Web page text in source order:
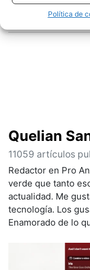
Política de
Sobre este
Quelian
11059 artículos
Redactor en Pro
verde que tanto
actualidad. Me
tecnología. Los
Enamorado de lo